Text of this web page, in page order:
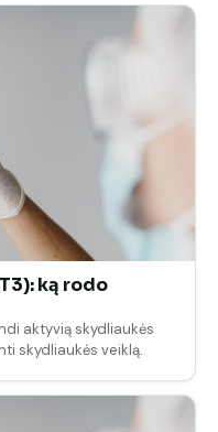
ką rodo
aktyvią skydliaukės
skydliaukės veiklą.